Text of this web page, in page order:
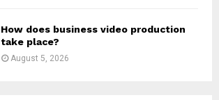
How does business video production
take place?
August 5, 2026